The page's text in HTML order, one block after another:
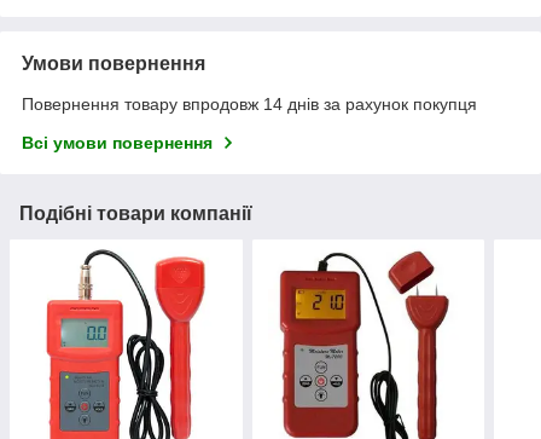
Умови повернення
Повернення товару впродовж 14 днів за рахунок покупця
Всі умови повернення
Подібні товари компанії